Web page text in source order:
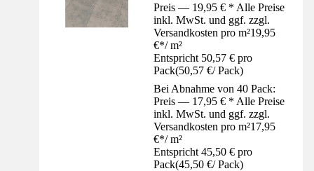
Preis — 19,95 € * Alle Preise
inkl. MwSt. und ggf. zzgl.
Versandkosten pro m²19,95
€*/ m²
Entspricht 50,57 € pro
Pack(50,57 €/ Pack)
Bei Abnahme von 40 Pack:
Preis — 17,95 € * Alle Preise
inkl. MwSt. und ggf. zzgl.
Versandkosten pro m²17,95
€*/ m²
Entspricht 45,50 € pro
Pack(45,50 €/ Pack)